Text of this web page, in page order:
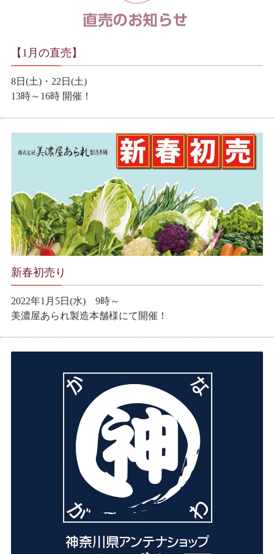
【1月の直売】
8日(土)・22日(土)
13時～16時 開催！
新春初売り
2022年1月5日(水) 9時～
美濃屋あられ製造本舗様にて開催！